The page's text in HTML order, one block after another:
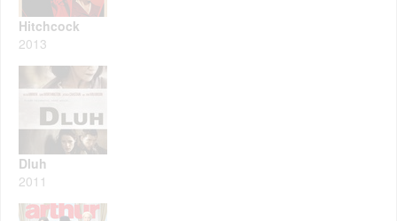
Hitchcock
2013
Dluh
2011